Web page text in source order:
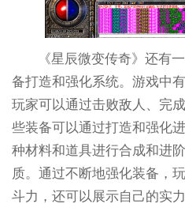
《星辰微变传奇》还有
备打造和强化系统。游戏中
玩家可以通过击败敌人、完
些装备可以通过打造和强化
种材料和道具进行合成和进
质。通过不断地强化装备，
斗力，还可以展示自己的实力